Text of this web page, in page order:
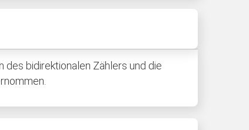
bidirektionalen Zählers und die